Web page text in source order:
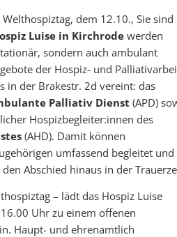
dem 12.10., Sie sind
Luise in Kirchrodewerden
sondern auch ambulant
der Hospiz- und
in der Brakestr. 2d vereint: das
Palliativ Dienst (APD)
Hospizbegleiter:innen des
(AHD). Damit können
umfassend begleitet und
Abschied hinaus in der
– lädt das Hospiz Luise
Uhr zu einem offenen
Haupt- und ehrenamtlich